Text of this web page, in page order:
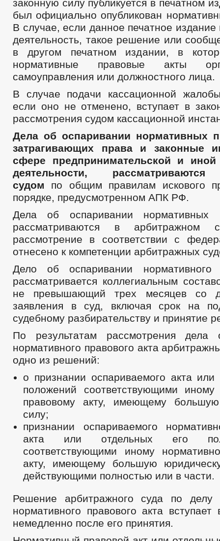
законную силу публикуется в печатном
был официально опубликован
В случае, если данное печатное
деятельность, такое решение или
в другом печатном издании, в
нормативные правовые акты
самоуправления или должностного лица.
В случае подачи кассационной
если оно не отменено, вступает в
рассмотрения судом кассационной
Дела об оспаривании нормативных
затрагивающих права и законные
сфере предпринимательской и иной
деятельности,
судом по общим правилам искового
порядке, предусмотренном АПК РФ.
Дела об оспаривании нормативных
рассматриваются в
рассмотрение в соответствии с
отнесено к компетенции арбитражных
Дело об оспаривании нормативного
рассматривается коллегиальным
не превышающий трех месяцев со
заявления в суд, включая срок на
судебному разбирательству и принятие
По результатам рассмотрения дела
нормативного правового акта
одно из решений:
о признании оспариваемого акта или
положений соответствующими иному
правовому акту, имеющему
силу;
признании оспариваемого
акта или отдельных его
соответствующими иному
акту, имеющему большую
действующими полностью или в части.
Решение арбитражного суда по делу
нормативного правового акта
немедленно после его принятия.